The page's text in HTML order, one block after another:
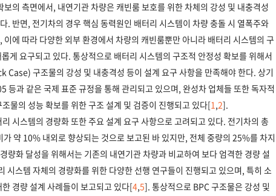
의 측면에서, 내연기관 차량은 캐빈룸 보호를 위한 차체의 강성 및 내충격성
. 반면, 전기차의 경우 핵심 동력원인 배터리 시스템이 차량 충돌 시 열폭주와
에 따라 다양한 외부 환경에서 차량의 캐빈룸뿐만 아니라 배터리 시스템의 구
게 요구되고 있다. 통상적으로 배터리 시스템의 구조적 안정성 확보를 위해서
구조물의 강성 및 내충격성 등이 설계 요구 사항을 만족해야 한다. 상기
등과 같은 국제 표준 규정을 통해 관리되고 있으며, 완성차 업체들 또한 독자적
물의 성능 확보를 위한 구조 설계 및 검증이 진행되고 있다[1,2].
시스템의 경량화 또한 주요 설계 요구 사항으로 고려되고 있다. 전기차의 총
약 10% 내외로 향상되는 것으로 보고된 바 있지만, 전체 중량의 25%를 차지
량화 달성을 위해서는 기존의 내연기관 차량과 비교하여 보다 엄격한 경량 설
시스템 자체의 경량화를 위한 다양한 선행 연구들이 진행되고 있으며, 특히 소
경량 설계 사례들이 보고되고 있다[4,5]. 통상적으로 BPC 구조물은 강성 및